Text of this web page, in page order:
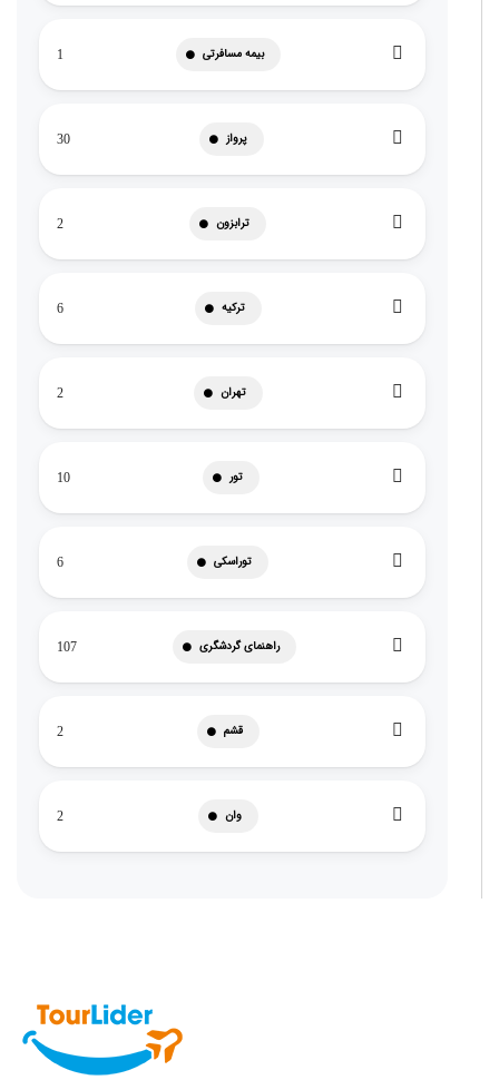
بیمه مسافرتی 1
پرواز 30
ترابزون 2
ترکیه 6
تهران 2
تور 10
توراسکی 6
راهنمای گردشگری 107
قشم 2
وان 2